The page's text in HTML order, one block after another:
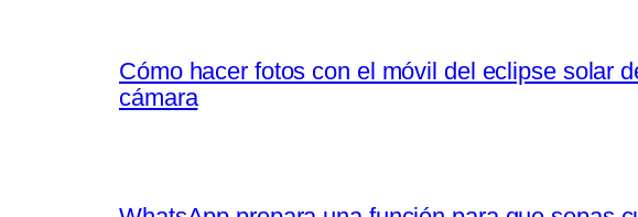
Cómo hacer fotos con el móvil del eclipse solar
cámara